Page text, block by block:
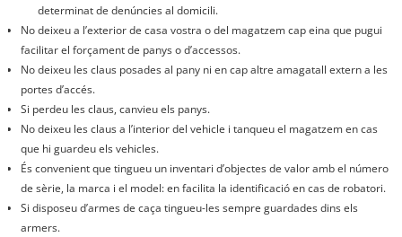
determinat de denúncies al domicili.
No deixeu a l’exterior de casa vostra o del magatzem cap eina que pugui
facilitar el forçament de panys o d’accessos.
No deixeu les claus posades al pany ni en cap altre amagatall extern a les
portes d’accés.
Si perdeu les claus, canvieu els panys.
No deixeu les claus a l’interior del vehicle i tanqueu el magatzem en cas
que hi guardeu els vehicles.
És convenient que tingueu un inventari d’objectes de valor amb el número
de sèrie, la marca i el model: en facilita la identificació en cas de robatori.
Si disposeu d’armes de caça tingueu-les sempre guardades dins els
armers.